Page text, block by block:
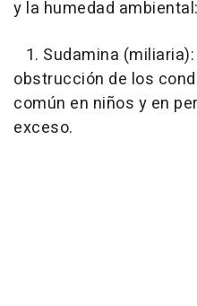
y la humedad ambiental:
1. Sudamina
obstrucción de los
común en niños y en
exceso.